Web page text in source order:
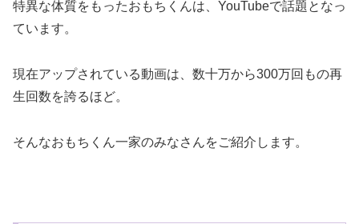
特異な体質をもったおもちくんは、YouTubeで話題となっ
ています。
現在アップされている動画は、数十万から300万回もの再
生回数を誇るほど。
そんなおもちくん一家のみなさんをご紹介します。